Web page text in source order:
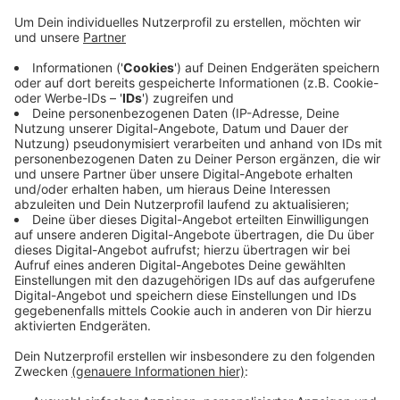
Anzeige
Der Verpackungsspezialist hatte zusammen mit der
Hochschule Rhein‑Waal eine digitale
Marketingstrategie und Kampagne entwickelt - mit
dem Ziel, die Sichtbarkeit und Marktentwicklung des
Unternehmens zu stärken. Überreicht wurde der Preis
beim „Forum Kreis Kleve“ im Konzert- und Bühnenhaus
Kevelaer. Das Preisgeld von 7.500 Euro geht an die
Fakultät Gesellschaft und Ökonomie der Hochschule
Rhein‑Waal.
Anzeige